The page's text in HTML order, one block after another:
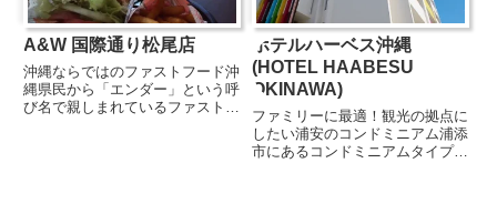
A&W 国際通り松尾店
沖縄ならではのファストフード沖
縄県民から「エンダー」という呼
び名で親しまれているファストフ
ホテルハーベス沖縄
(HOTEL HAABESU
OKINAWA)
ファミリーに最適！観光の拠点に
したい浦安のコンドミニアム浦添
市にあるコンドミニアムタイプの